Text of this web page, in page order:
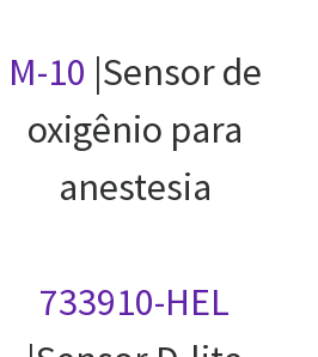
M-10 |Sensor de
oxigênio para
anestesia
733910-HEL